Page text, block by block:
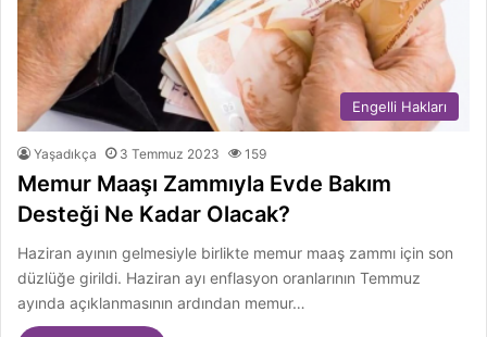
Engelli Hakları
Yaşadıkça 3 Temmuz 2023 159
Memur Maaşı Zammıyla Evde Bakım
Desteği Ne Kadar Olacak?
Haziran ayının gelmesiyle birlikte memur maaş zammı için son
düzlüğe girildi. Haziran ayı enflasyon oranlarının Temmuz
ayında açıklanmasının ardından memur…